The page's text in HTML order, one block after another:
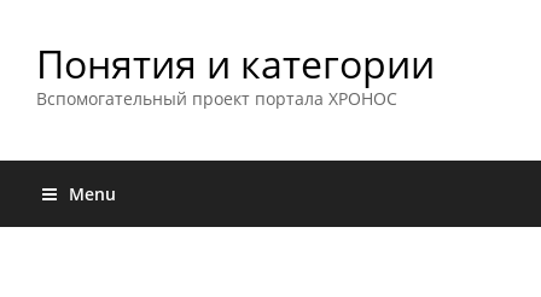
Понятия и категории
Вспомогательный проект портала ХРОНОС
Menu